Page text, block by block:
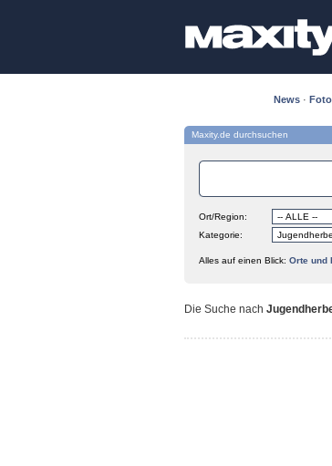
News ·
Maxity.de durchsuchen
Ort/Region:
Kategorie:
Alles auf einen Blick: Orte und
Die Suche nach